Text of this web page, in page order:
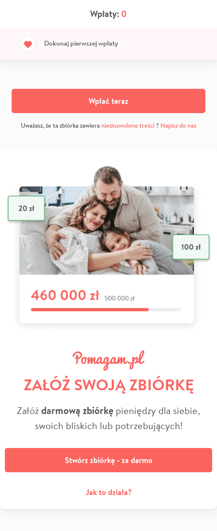
Wpłaty: 0
Dokonaj pierwszej wpłaty
Wpłać teraz
Uważasz, że ta zbiórka zawiera niedozwolone treści? Napisz do nas
ZAŁÓŻ SWOJĄ ZBIÓRKĘ
Załóżdarmową zbiórkę pieniędzy dla siebie,
swoich bliskich lub potrzebujących!
Stwórz zbiórkę - za darmo
Jak to działa?